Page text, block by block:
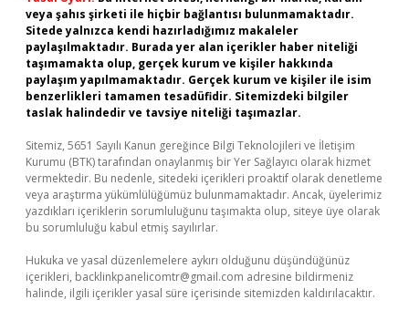
veya şahıs şirketi ile hiçbir bağlantısı bulunmamaktadır.
Sitede yalnızca kendi hazırladığımız makaleler
paylaşılmaktadır. Burada yer alan içerikler haber niteliği
taşımamakta olup, gerçek kurum ve kişiler hakkında
paylaşım yapılmamaktadır. Gerçek kurum ve kişiler ile isim
benzerlikleri tamamen tesadüfidir. Sitemizdeki bilgiler
taslak halindedir ve tavsiye niteliği taşımazlar.
Sitemiz, 5651 Sayılı Kanun gereğince Bilgi Teknolojileri ve İletişim
Kurumu (BTK) tarafından onaylanmış bir Yer Sağlayıcı olarak hizmet
vermektedir. Bu nedenle, sitedeki içerikleri proaktif olarak denetleme
veya araştırma yükümlülüğümüz bulunmamaktadır. Ancak, üyelerimiz
yazdıkları içeriklerin sorumluluğunu taşımakta olup, siteye üye olarak
bu sorumluluğu kabul etmiş sayılırlar.
Hukuka ve yasal düzenlemelere aykırı olduğunu düşündüğünüz
içerikleri, backlinkpanelicomtr@gmail.com adresine bildirmeniz
halinde, ilgili içerikler yasal süre içerisinde sitemizden kaldırılacaktır.